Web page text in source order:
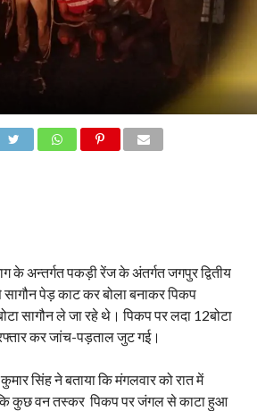
के अन्तर्गत पकड़ी रेंज के अंतर्गत जगपुर द्वितीय
सागौन पेड़ काट कर बोला बनाकर पिकप
सागौन ले जा रहे थे। पिकप पर लदा 12बोटा
कर जांच-पड़ताल जुट गई।
सिंह ने बताया कि मंगलवार को रात में
कि कुछ वन तस्कर पिकप पर जंगल से काटा हुआ